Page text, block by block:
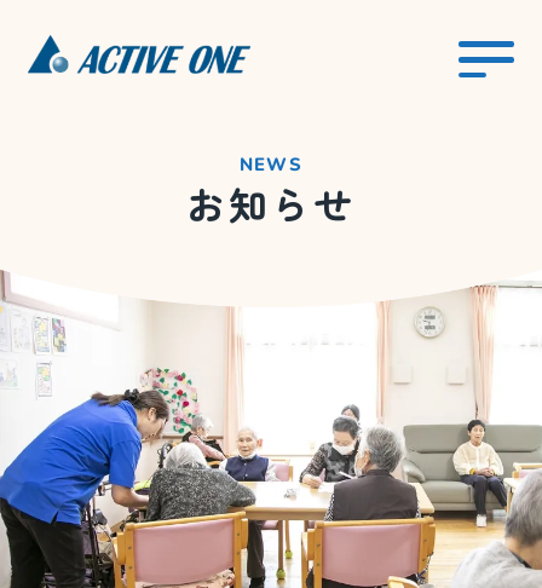
NEWS
お知らせ